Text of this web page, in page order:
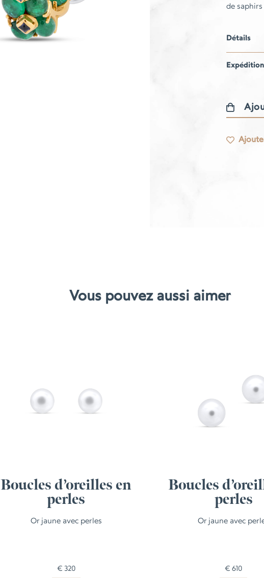
de
Détails
quantité
Boucles
Vous pouvez aussi aimer
Boucles d’oreilles en
perles
Or jaune avec perles
€ 320
Boucles
perles
Or jaune avec
€ 610